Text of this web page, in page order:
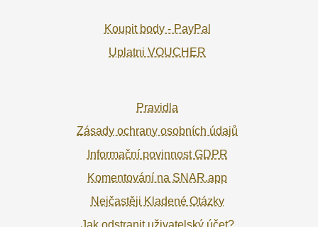
Koupit body - PayPal
Uplatni VOUCHER
Pravidla
Zásady ochrany osobních údajů
Informační povinnost GDPR
Komentování na SNAR.app
Nejčastěji Kladené Otázky